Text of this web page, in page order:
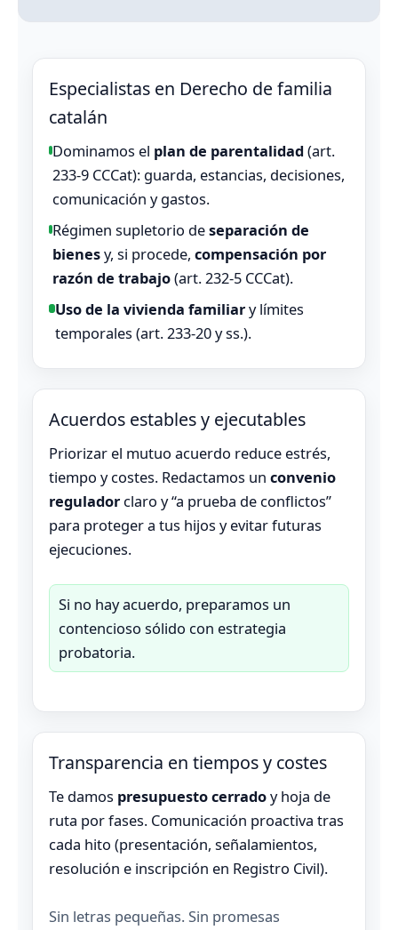
Especialistas en Derecho de familia
catalán
Dominamos el plan de parentalidad(art.
233‑9 CCCat): guarda, estancias, decisiones,
comunicación y gastos.
Régimen supletorio deseparación de
bienesy, si procede, compensación por
razón de trabajo(art. 232‑5 CCCat).
Uso de la vivienda familiary límites
temporales (art. 233‑20 y ss.).
Acuerdos estables y ejecutables
Priorizar el mutuo acuerdo reduce estrés,
tiempo y costes. Redactamos un convenio
regulador claro y “a prueba de conflictos”
para proteger a tus hijos y evitar futuras
ejecuciones.
Si no hay acuerdo, preparamos un
contencioso sólido con estrategia
probatoria.
Transparencia en tiempos y costes
Te damos presupuesto cerradoy hoja de
ruta por fases. Comunicación proactiva tras
cada hito (presentación, señalamientos,
resolución e inscripción en Registro Civil).
Sin letras pequeñas. Sin promesas